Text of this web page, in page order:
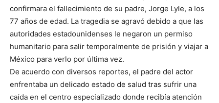
confirmara el fallecimiento de su padre, Jorge Lyle, a los
77 años de edad. La tragedia se agravó debido a que las
autoridades estadounidenses le negaron un permiso
humanitario para salir temporalmente de prisión y viajar a
México para verlo por última vez.
De acuerdo con diversos reportes, el padre del actor
enfrentaba un delicado estado de salud tras sufrir una
caída en el centro especializado donde recibía atención